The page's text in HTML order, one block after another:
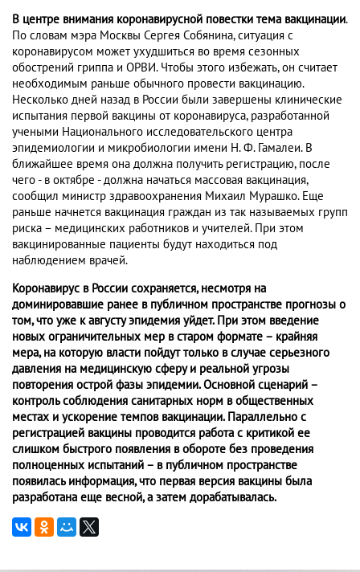
В центре внимания коронавирусной повестки тема вакцинации.
По словам мэра Москвы Сергея Собянина, ситуация с
коронавирусом может ухудшиться во время сезонных
обострений гриппа и ОРВИ. Чтобы этого избежать, он считает
необходимым раньше обычного провести вакцинацию.
Несколько дней назад в России были завершены клинические
испытания первой вакцины от коронавируса, разработанной
учеными Национального исследовательского центра
эпидемиологии и микробиологии имени Н. Ф. Гамалеи. В
ближайшее время она должна получить регистрацию, после
чего - в октябре - должна начаться массовая вакцинация,
сообщил министр здравоохранения Михаил Мурашко. Еще
раньше начнется вакцинация граждан из так называемых групп
риска – медицинских работников и учителей. При этом
вакцинированные пациенты будут находиться под
наблюдением врачей.
Коронавирус в России сохраняется, несмотря на
доминировавшие ранее в публичном пространстве прогнозы о
том, что уже к августу эпидемия уйдет. При этом введение
новых ограничительных мер в старом формате – крайняя
мера, на которую власти пойдут только в случае серьезного
давления на медицинскую сферу и реальной угрозы
повторения острой фазы эпидемии. Основной сценарий –
контроль соблюдения санитарных норм в общественных
местах и ускорение темпов вакцинации. Параллельно с
регистрацией вакцины проводится работа с критикой ее
слишком быстрого появления в обороте без проведения
полноценных испытаний – в публичном пространстве
появилась информация, что первая версия вакцины была
разработана еще весной, а затем дорабатывалась.